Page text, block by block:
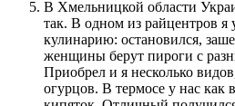
В Хмельницкой области
так. В одном из райцентров я
кулинарию: остановился,
женщины берут пироги с
Приобрел и я несколько
огурцов. В термосе у нас как